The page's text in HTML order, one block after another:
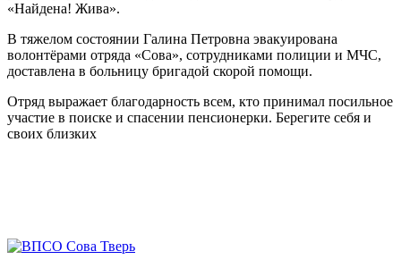
«Найдена! Жива».
В тяжелом состоянии Галина Петровна эвакуирована
волонтёрами отряда «Сова», сотрудниками полиции и МЧС,
доставлена в больницу бригадой скорой помощи.
Отряд выражает благодарность всем, кто принимал посильное
участие в поиске и спасении пенсионерки. Берегите себя и
своих близких